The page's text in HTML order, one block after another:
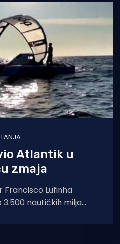
Atlantik u
zmaja
Francisco Lufinha
nautičkih milja